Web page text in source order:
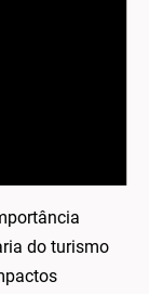
do turismo